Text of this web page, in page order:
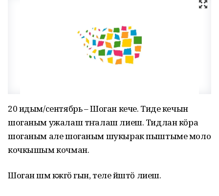
20 идым/сентябрь – Шоган кече. Тиде кечын
шоганым ужалаш тӱҥалаш лиеш. Тидлан кӧра
шоганым але шоганым шукырак пыштыме моло
кочкышым кочман.
Шоган шӱм кӱжгӧ гын, теле йӱштӧ лиеш.